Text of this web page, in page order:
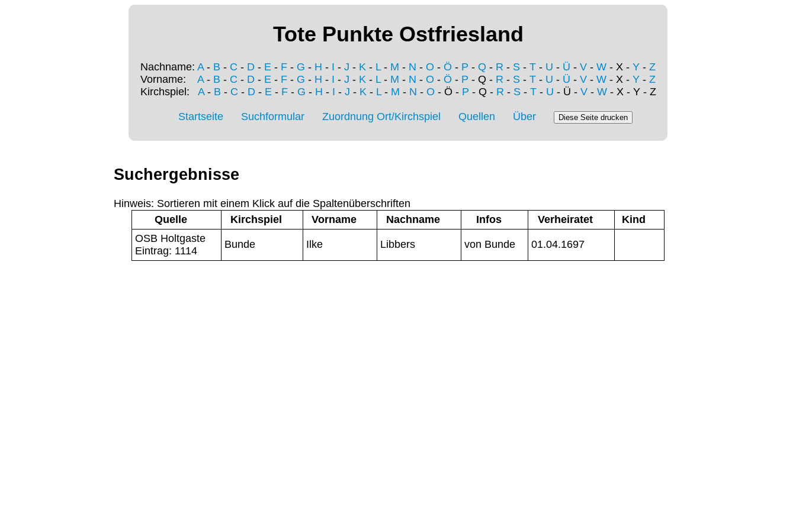
Tote Punkte Ostfriesland
Nachname: A- B - C - D - E - F - G - H - I - J - K - L- M - N - O - Ö - P - Q - R - S - T - U - Ü - V - W - X - Y - Z
Vorname: A- B - C - D - E - F - G - H - I - J - K - L- M - N - O - Ö - P - Q - R - S - T - U - Ü - V - W - X - Y - Z
Kirchspiel: A- B - C - D- E- F- G - H - I - J - K- L- M - N - O - Ö - P - Q - R - S- T- U - Ü - V- W- X - Y - Z
Startseite Suchformular Zuordnung Ort/Kirchspiel Quellen Über
Suchergebnisse
Hinweis: Sortieren mit einem Klick auf die Spaltenüberschriften
Quelle
Kirchspiel Vorname Nachname Infos Verheiratet
Kind
OSB Holtgaste
Eintrag: 1114
Bunde Ilke Libbers von Bunde 01.04.1697